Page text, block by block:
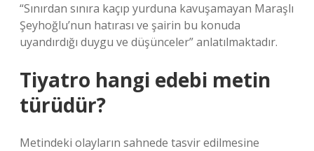
“Sınırdan sınıra kaçıp yurduna kavuşamayan Maraşlı
Şeyhoğlu’nun hatırası ve şairin bu konuda
uyandırdığı duygu ve düşünceler” anlatılmaktadır.
Tiyatro hangi edebi metin
türüdür?
Metindeki olayların sahnede tasvir edilmesine